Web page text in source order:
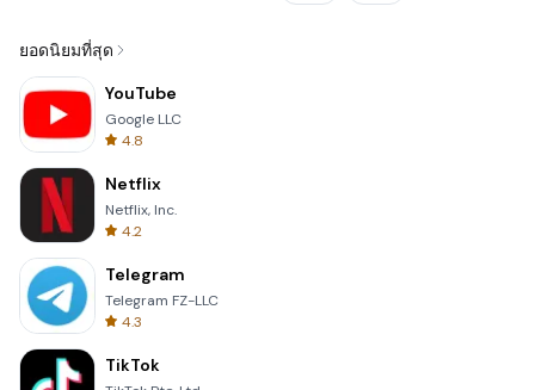
ยอดนิยมที่สุด
YouTube
Google LLC
4.8
Netflix
Netflix, Inc.
4.2
Telegram
Telegram FZ-LLC
4.3
TikTok